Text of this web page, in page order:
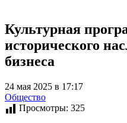
Культурная
исторического
бизнеса
24 мая 2025 в 17:17
Общество
Просмотры: 325